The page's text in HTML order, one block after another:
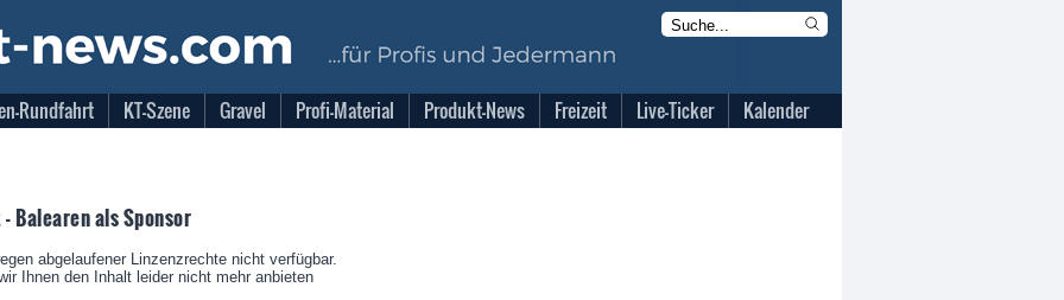
Rundfahrt KT-Szene Gravel Profi-Material Produkt-News Freizeit Live-Ticker Kalender
Balearen als Sponsor
abgelaufener Linzenzrechte nicht verfügbar.
Ihnen den Inhalt leider nicht mehr anbieten